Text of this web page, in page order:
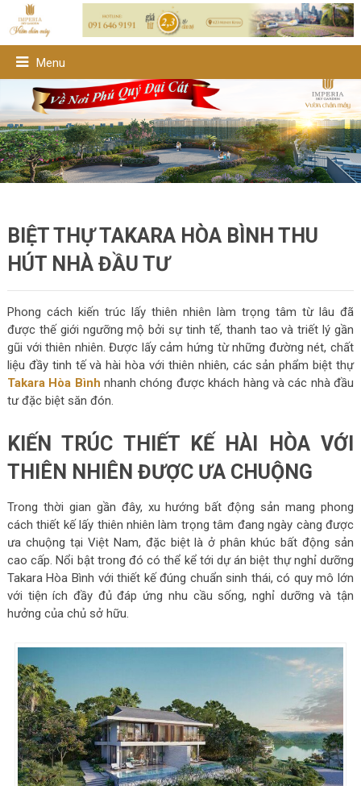
Menu
BIỆT THỰ TAKARA HÒA BÌNH THU
HÚT NHÀ ĐẦU TƯ
Phong cách kiến trúc lấy thiên nhiên làm trọng tâm từ lâu đã
được thế giới ngưỡng mộ bởi sự tinh tế, thanh tao và triết lý gần
gũi với thiên nhiên. Được lấy cảm hứng từ những đường nét, chất
liệu đầy tinh tế và hài hòa với thiên nhiên, các sản phẩm biệt thự
Takara Hòa Bình nhanh chóng được khách hàng và các nhà đầu
tư đặc biệt săn đón.
KIẾN TRÚC THIẾT KẾ HÀI HÒA VỚI
THIÊN NHIÊN ĐƯỢC ƯA CHUỘNG
Trong thời gian gần đây, xu hướng bất động sản mang phong
cách thiết kế lấy thiên nhiên làm trọng tâm đang ngày càng được
ưa chuộng tại Việt Nam, đặc biệt là ở phân khúc bất động sản
cao cấp. Nổi bật trong đó có thể kể tới dự án biệt thự nghỉ dưỡng
Takara Hòa Bình với thiết kế đúng chuẩn sinh thái, có quy mô lớn
với tiện ích đầy đủ đáp ứng nhu cầu sống, nghỉ dưỡng và tận
hưởng của chủ sở hữu.